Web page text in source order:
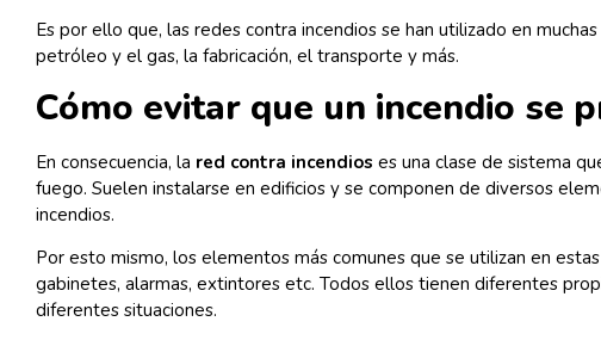
Es por ello que, las redes contra incendios se han utilizado en
petróleo y el gas, la fabricación, el transporte y más.
Cómo evitar que un incendio se
En consecuencia, la red contra incendios es una clase de sistema
fuego. Suelen instalarse en edificios y se componen de diversos
incendios.
Por esto mismo, los elementos más comunes que se utilizan en
gabinetes, alarmas, extintores etc. Todos ellos tienen diferentes
diferentes situaciones.